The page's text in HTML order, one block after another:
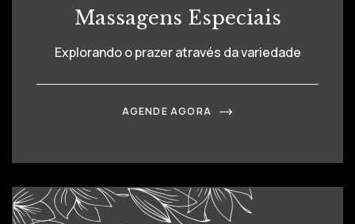
Massagens Especiais
Explorando o prazer através da variedade
AGENDE AGORA